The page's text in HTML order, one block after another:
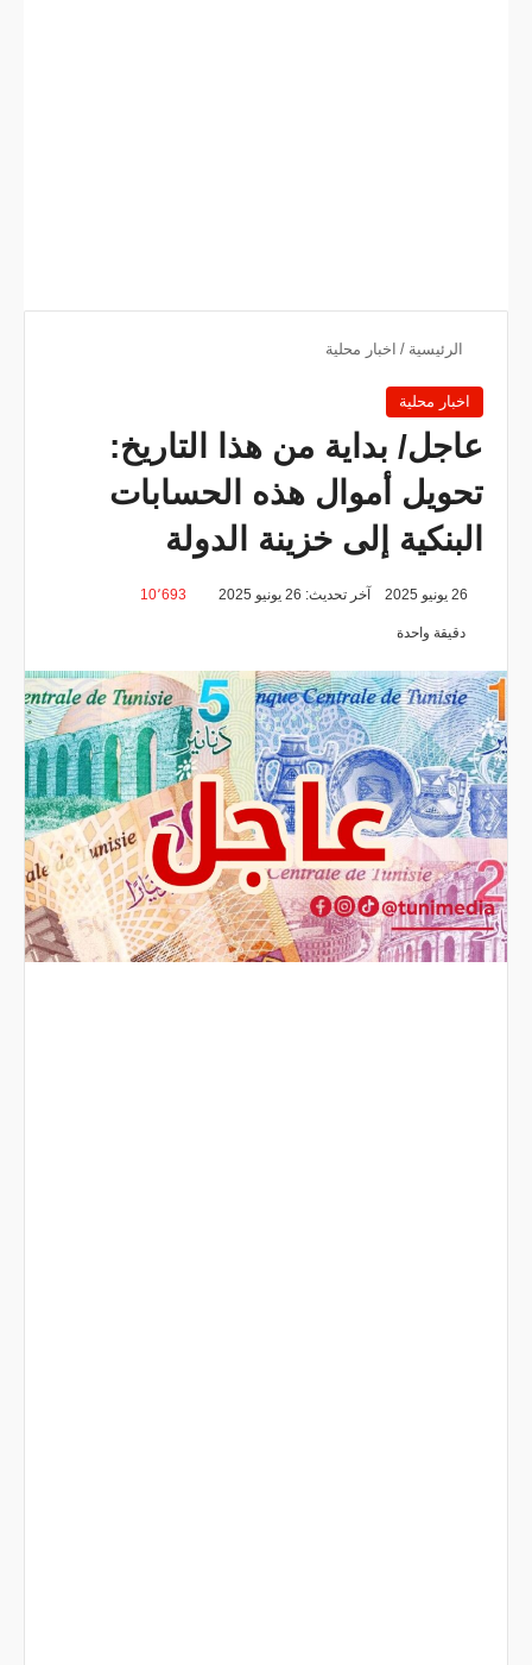
الرئيسية / اخبار محلية
اخبار محلية
‏‏عاجل/ بداية من هذا التاريخ:
تحويل أموال هذه الحسابات
البنكية إلى خزينة الدولة
26 يونيو 2025 آخر تحديث: 26 يونيو 2025 10٬693
دقيقة واحدة